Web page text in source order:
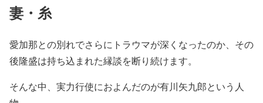
妻・糸
愛加那との別れでさらにトラウマが深くなったのか、その
後隆盛は持ち込まれた縁談を断り続けます。
そんな中、実力行使におよんだのが有川矢九郎という人